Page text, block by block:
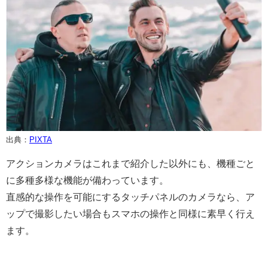
出典： PIXTA
アクションカメラはこれまで紹介した以外にも、機種ごと
に多種多様な機能が備わっています。
直感的な操作を可能にするタッチパネルのカメラなら、ア
ップで撮影したい場合もスマホの操作と同様に素早く行え
ます。